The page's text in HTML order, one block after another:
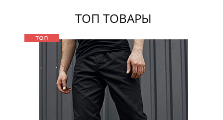
ТОП ТОВАРЫ